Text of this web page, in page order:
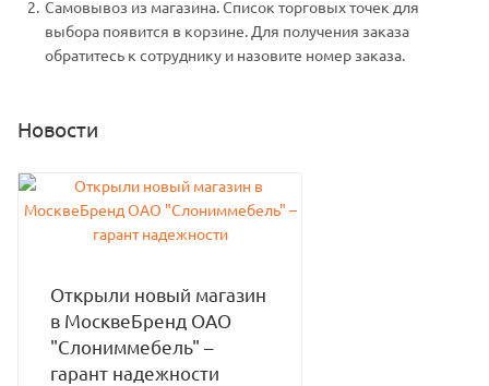
Самовывоз из магазина. Список торговых точек для
выбора появится в корзине. Для получения заказа
обратитесь к сотруднику и назовите номер заказа.
Новости
Открыли новый магазин
в МосквеБренд ОАО
"Слониммебель" –
гарант надежности